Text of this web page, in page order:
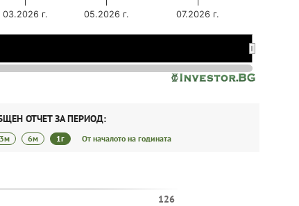
03.2026 г. 05.2026 г. 07.2026 г.
ОТЧЕТ ЗА ПЕРИОД:
3м 6м 1г От началото на годината
126